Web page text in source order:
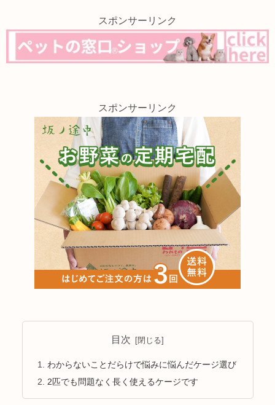
スポンサーリンク
スポンサーリンク
目次
わからないことだらけで悩みに悩んだケージ選び
2匹でも問題なく長く使えるケージです